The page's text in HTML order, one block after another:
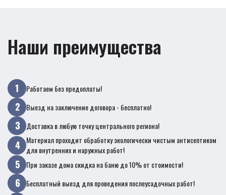
Наши преимущества
Работаем без предоплаты!
Выезд на заключение договора - бесплатно!
Доставка в любую точку центрального региона!
Материал проходит обработку экологически чистым антисептиком
для внутренних и наружных работ!
При заказе дома скидка на баню до 10% от стоимости!
Бесплатный выезд для проведения послеусадочных работ!